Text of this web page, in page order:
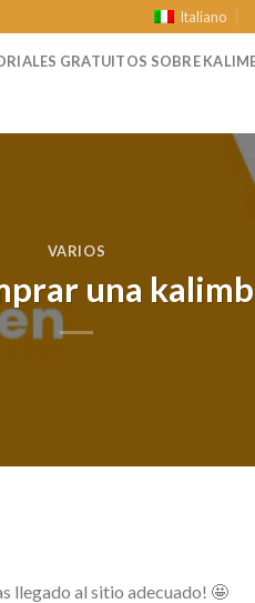
Italiano
GRATUITOS SOBRE
VARIOS
una
llegado al sitio adecuado! 🤩